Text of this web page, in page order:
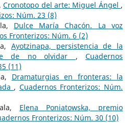
Cronotopo del arte: Miguel Ángel ,
Núm. 23 (8)
Dulce María Chacón. La voz
Fronterizos: Núm. 6 (2)
Ayotzinapa, persistencia de la
de no olvidar ,Cuadernos
(11)
Dramaturgias en fronteras: la
, Cuadernos Fronterizos: Núm.
Elena Poniatowska, premio
Fronterizos: Núm. 30 (10)